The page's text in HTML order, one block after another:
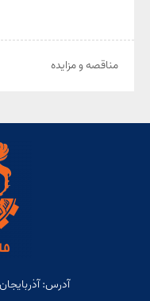
مناقصه و مزایده
آدرس: